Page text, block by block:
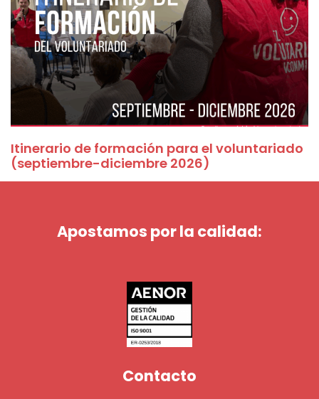
Itinerario de formación para el voluntariado
(septiembre-diciembre 2026)
Apostamos por la calidad:
Contacto